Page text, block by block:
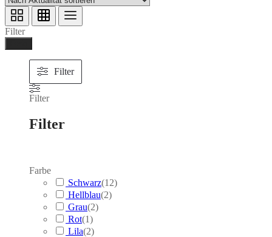
Filter
Filter
Filter
Filter
Farbe
Schwarz(12)
Hellblau(2)
Grau(2)
Rot(1)
Lila(2)